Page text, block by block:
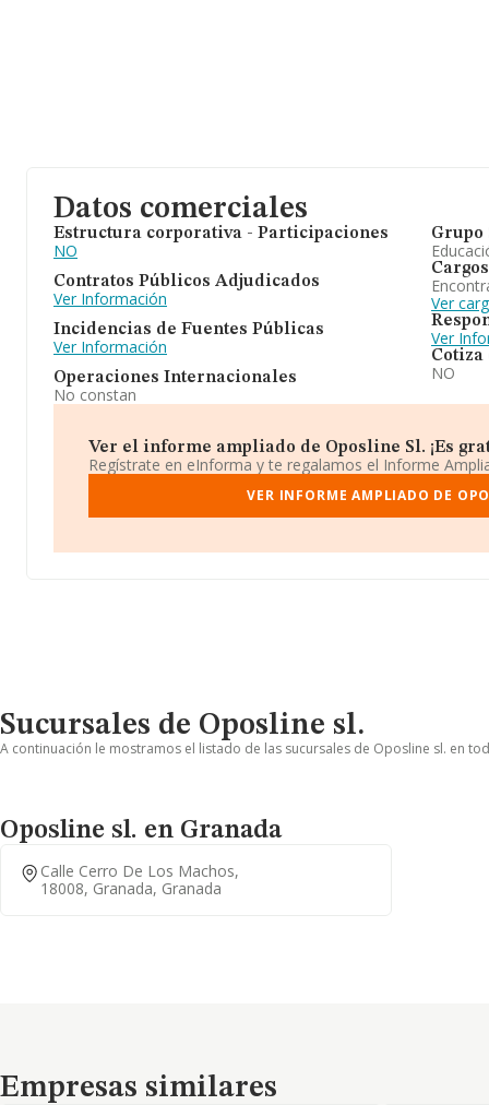
Datos comerciales
Estructura corporativa - Participaciones
NO
Contratos Públicos Adjudicados
Ver Información
Incidencias de Fuentes Públicas
Ver Información
Operaciones Internacionales
No constan
Grupo
Cargos
Ver
Ver
Cotiza
NO
Ver el informe ampliado de Oposline Sl. ¡Es
Regístrate en eInforma y te regalamos el Informe
VER INFORME AMPLIADO DE
Sucursales de Oposline sl.
A continuación le mostramos el listado de las sucursales de Oposline sl. en
Oposline sl. en Granada
Calle Cerro De Los Machos,
18008, Granada, Granada
Empresas similares
Empresas similares